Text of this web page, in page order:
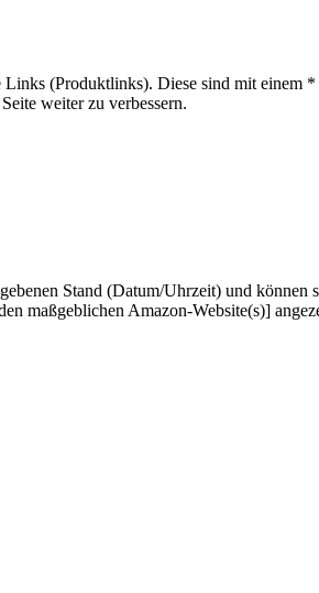
(Produktlinks). Diese sind mit
weiter zu verbessern.
Stand (Datum/Uhrzeit) und
maßgeblichen Amazon-Website(s)]